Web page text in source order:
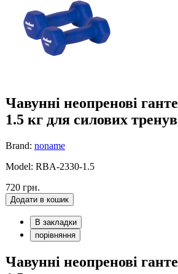
Чавунні неопренові
1.5 кг для силових
Brand: noname
Model: RBA-2330-1.5
720 грн.
Додати в кошик
В закладки
порівняння
Чавунні неопренові